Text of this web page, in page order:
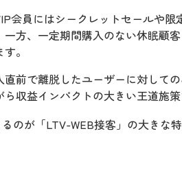
会員にはシークレットセールや
方、一定期間購入のない休眠顧
。
直前で離脱したユーザーに対して
収益インパクトの大きい王道施策
のが「LTV-WEB接客」の大きな特